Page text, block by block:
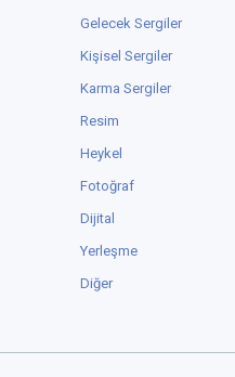
Gelecek Sergiler
Kişisel Sergiler
Karma Sergiler
Resim
Heykel
Fotoğraf
Dijital
Yerleşme
Diğer